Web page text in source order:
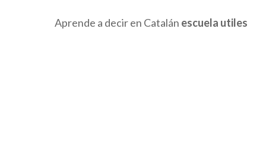
Aprende a decir en Catalán escuela utiles